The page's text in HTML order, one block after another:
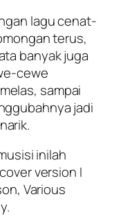
lagu cenat-
terus,
banyak juga
cewe
sampai
jadi
inilah
version I
Various